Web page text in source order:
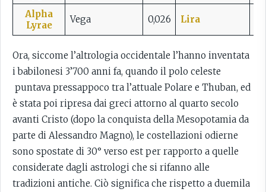
Alpha
Lyrae
Vega 0,026 Lira
Ora, siccome l’altrologia occidentale l’hanno inventata
i babilonesi 3’700 anni fa, quando il polo celeste
puntava pressappoco tra l’attuale Polare e Thuban, ed
è stata poi ripresa dai greci attorno al quarto secolo
avanti Cristo (dopo la conquista della Mesopotamia da
parte di Alessandro Magno), le costellazioni odierne
sono spostate di 30° verso est per rapporto a quelle
considerate dagli astrologi che si rifanno alle
tradizioni antiche. Ciò significa che rispetto a duemila